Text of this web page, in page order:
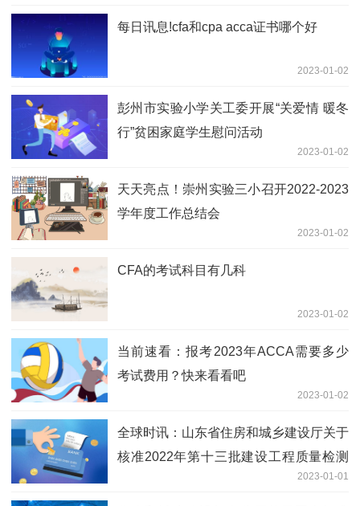
每日讯息!cfa和cpa acca证书哪个好
2023-01-02
彭州市实验小学关工委开展“关爱情 暖冬
行”贫困家庭学生慰问活动
2023-01-02
天天亮点！崇州实验三小召开2022-2023
学年度工作总结会
2023-01-02
CFA的考试科目有几科
2023-01-02
当前速看：报考2023年ACCA需要多少
考试费用？快来看看吧
2023-01-02
全球时讯：山东省住房和城乡建设厅关于
核准2022年第十三批建设工程质量检测
2023-01-01